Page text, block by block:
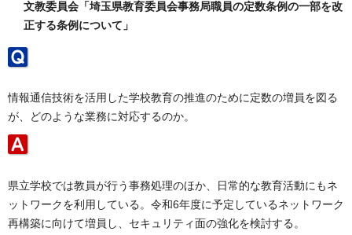
文教委員会「埼玉県教育委員会事務局職員の定数条例の一部を改
正する条例について」
情報通信技術を活用した学校教育の推進のために定数の増員を図る
が、どのような業務に対応するのか。
県立学校では教員が行う事務処理のほか、日常的な教育活動にもネ
ットワークを利用している。令和6年度に予定しているネットワーク
再構築に向けて増員し、セキュリティ面の強化を検討する。